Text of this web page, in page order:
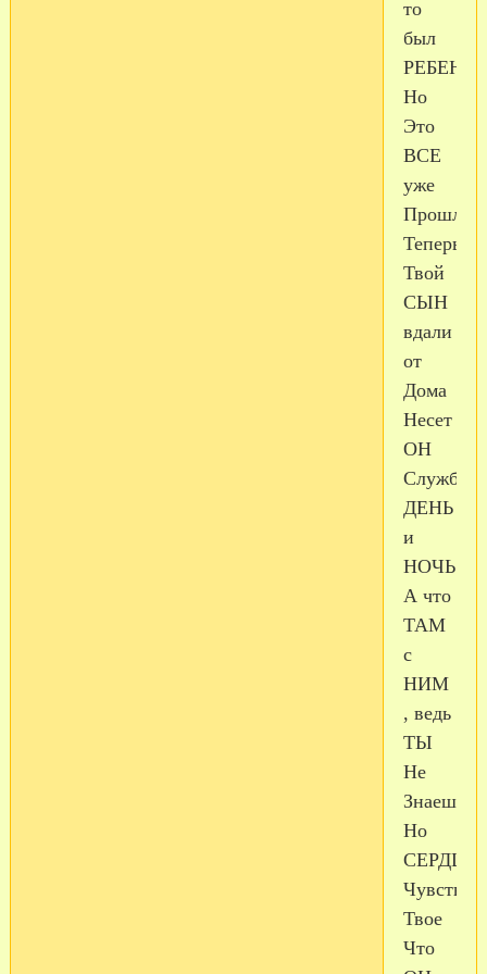
то
был
Но
Это
ВСЕ
уже
Прошло
Теперь
Твой
СЫН
вдали
от
Дома
Несет
ОН
Службу
ДЕНЬ
и
НОЧЬ
А что
ТАМ
с
НИМ
, ведь
ТЫ
Не
Знаешь
Но
СЕРДЦЕ
Твое
Что